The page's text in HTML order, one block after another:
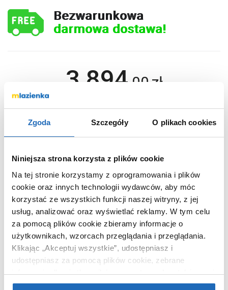
Zgoda Szczegóły O plikach cookies
Niniejsza strona korzysta z plików cookie
Na tej stronie korzystamy z oprogramowania i plików
cookie oraz innych technologii wydawców, aby móc
korzystać ze wszystkich funkcji naszej witryny, z jej
usług, analizować oraz wyświetlać reklamy. W tym celu
za pomocą plików cookie zbieramy informacje o
użytkownikach, wzorcach przeglądania i przeglądania.
Klikając „Akceptuj wszystkie”, udostępniasz i
udostępniasz za pomocą plików cookie, zebrane
informacje dla użytkowników zewnętrznych, a także nasi
partnerzy reklamowi.Jeśli chcesz, włącz „Tylko
Bezwarunkowa
darmowa dostawa!
3 894 00 zł
DO KOSZYKA
Chcesz zamówić telefonicznie?
OPIS PRODUKTU
Corsan
Seria
Salina
Nr katalogowy
E026XLWANNA